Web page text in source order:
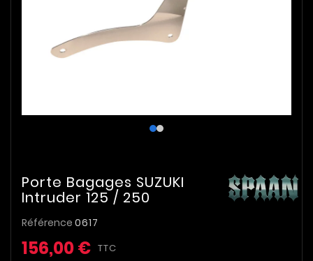
Porte Bagages SUZUKI
Intruder 125 / 250
Référence 0617
156,00 € TTC